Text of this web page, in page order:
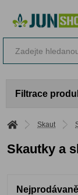
Filtrace
Skaut
Skautky a